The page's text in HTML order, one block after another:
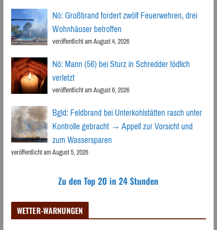
Nö: Großbrand fordert zwölf Feuerwehren, drei
Wohnhäuser betroffen
veröffentlicht am August 4, 2026
Nö: Mann (56) bei Sturz in Schredder tödlich
verletzt
veröffentlicht am August 6, 2026
Bgld: Feldbrand bei Unterkohlstätten rasch unter
Kontrolle gebracht → Appell zur Vorsicht und
zum Wassersparen
veröffentlicht am August 5, 2026
Zu den Top 20 in 24 Stunden
WETTER-WARNUNGEN